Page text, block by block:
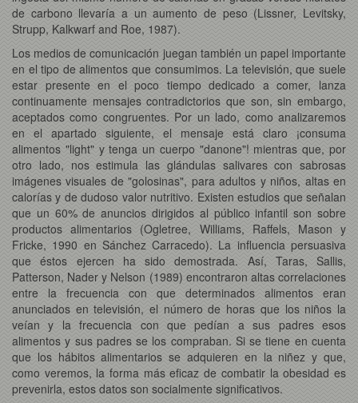
de carbono llevaría a un aumento de peso (Lissner, Levitsky,
Strupp, Kalkwarf and Roe, 1987).
Los medios de comunicación juegan también un papel importante
en el tipo de alimentos que consumimos. La televisión, que suele
estar presente en el poco tiempo dedicado a comer, lanza
continuamente mensajes contradictorios que son, sin embargo,
aceptados como congruentes. Por un lado, como analizaremos
en el apartado siguiente, el mensaje está claro ¡consuma
alimentos "light" y tenga un cuerpo "danone"! mientras que, por
otro lado, nos estimula las glándulas salivares con sabrosas
imágenes visuales de "golosinas", para adultos y niños, altas en
calorías y de dudoso valor nutritivo. Existen estudios que señalan
que un 60% de anuncios dirigidos al público infantil son sobre
productos alimentarios (Ogletree, Williams, Raffels, Mason y
Fricke, 1990 en Sánchez Carracedo). La influencia persuasiva
que éstos ejercen ha sido demostrada. Así, Taras, Sallis,
Patterson, Nader y Nelson (1989) encontraron altas correlaciones
entre la frecuencia con que determinados alimentos eran
anunciados en televisión, el número de horas que los niños la
veían y la frecuencia con que pedían a sus padres esos
alimentos y sus padres se los compraban. Si se tiene en cuenta
que los hábitos alimentarios se adquieren en la niñez y que,
como veremos, la forma más eficaz de combatir la obesidad es
prevenirla, estos datos son socialmente significativos.